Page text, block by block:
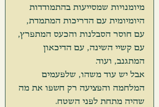
מיומנויות שמסייעות בהתמודדות
היומיומית עם הדריכות המתמדת,
עם חוסר הסבלנות והכעס המתפרץ,
עם קשיי השינה, עם הדיכאון
המתגנב, ועוד.
אבל יש עוד משהו, שלפעמים
המלחמה והפציעה רק חשפו את מה
שהיה מתחת לפני השטח.